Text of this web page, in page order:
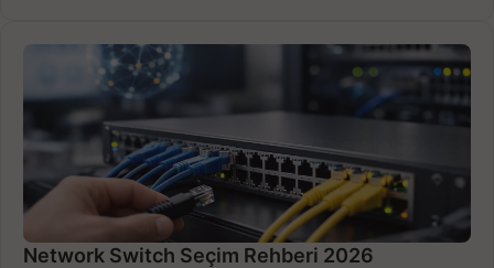
Network Switch Seçim Rehberi 2026